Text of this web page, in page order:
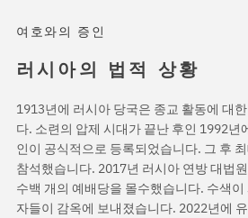
여호와의 증인
러시아의 법적 상황
1913년에 러시아 당국은 종교 활동에 대
다. 소련의 압제 시대가 끝난 후인 1992년
인이 공식적으로 등록되었습니다. 그 후
참석했습니다. 2017년 러시아 연방 대법
수백 개의 예배당을 몰수했습니다. 수색
자들이 감옥에 보내졌습니다. 2022년에